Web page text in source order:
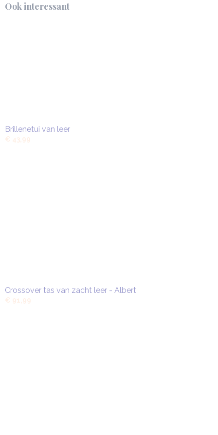
Ook interessant
Brillenetui van leer
€ 43,99
Crossover tas van zacht leer - Albert
€ 91,99